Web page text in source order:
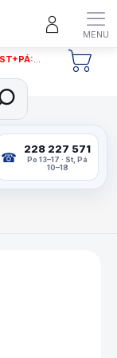
SRPNOVÁ ÚPRAVA OTEVÍRACÍ DOBY ! PO: 13-17, ST+PÁ: 12-18
228 227 571
Po 13–17 · St, Pá
10–18